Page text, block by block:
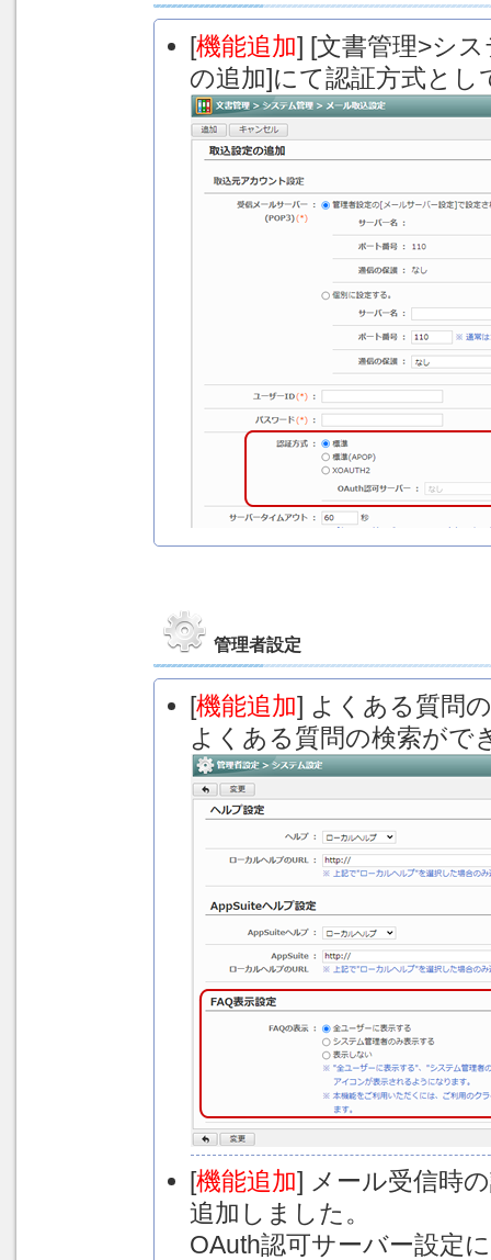
[機能追加] [文書管理>シ
の追加]にて認証方式と
管理者設定
[機能追加] よくある質問
よくある質問の検索がで
[機能追加] メール受信時
追加しました。
OAuth認可サーバー設定